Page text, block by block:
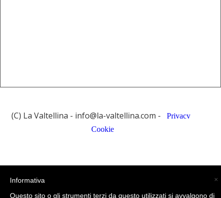
(C) La Valtellina - info@la-valtellina.com -
×
Informativa
Questo sito o gli strumenti terzi da questo utilizzati si avvalgono di